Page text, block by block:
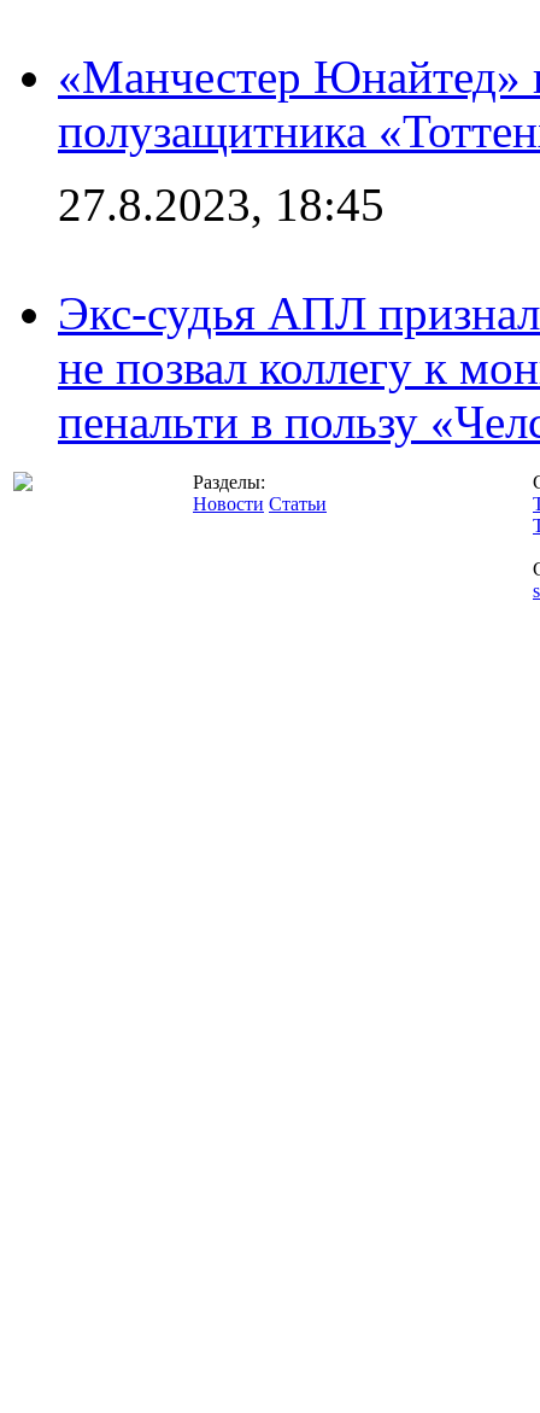
«Манчестер Юнайтед»
полузащитника
27.8.2023, 18:45
Экс-судья АПЛ
не позвал коллегу к
пенальти в пользу
Разделы:
Новости Статьи